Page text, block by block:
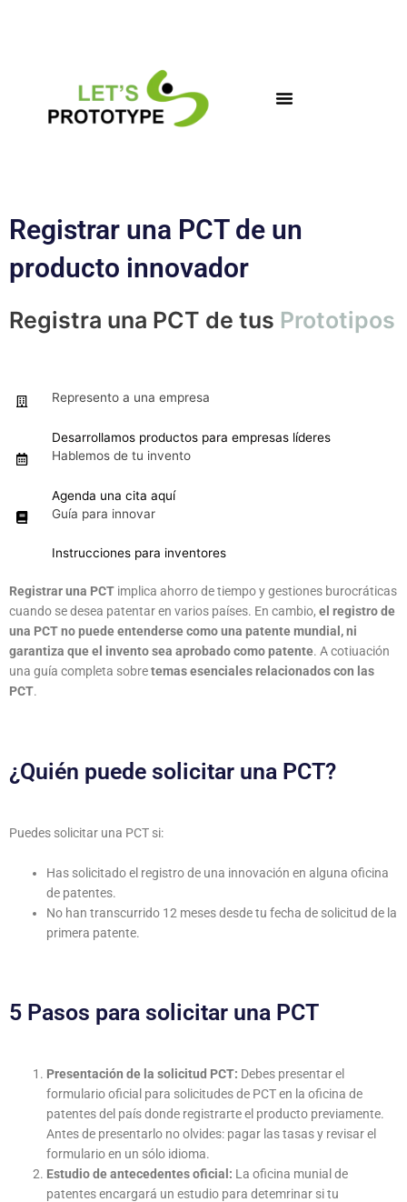
Registrar una PCT de un
producto innovador
Registra una PCT de tus Prototipos
Represento a una empresa
Desarrollamos productos para empresas líderes
Hablemos de tu invento
Agenda una cita aquí
Guía para innovar
Instrucciones para inventores
Registrar una PCT implica ahorro de tiempo y gestiones burocráticas
cuando se desea patentar en varios países. En cambio, el registro de
una PCT no puede entenderse como una patente mundial, ni
garantiza que el invento sea aprobado como patente. A cotiuación
una guía completa sobretemas esenciales relacionados con las
PCT.
¿Quién puede solicitar una PCT?
Puedes solicitar una PCT si:
Has solicitado el registro de una innovación en alguna oficina
de patentes.
No han transcurrido 12 meses desde tu fecha de solicitud de la
primera patente.
5 Pasos para solicitar una PCT
Presentación de la solicitud PCT: Debes presentar el
formulario oficial para solicitudes de PCT en la oficina de
patentes del país donde registrarte el producto previamente.
Antes de presentarlo no olvides: pagar las tasas y revisar el
formulario en un sólo idioma.
Estudio de antecedentes oficial: La oficina munial de
patentes encargará un estudio para detemrinar si tu